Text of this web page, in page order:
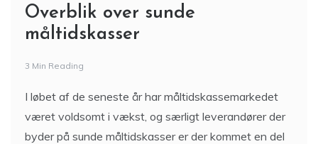
Overblik over sunde
måltidskasser
3 Min Reading
I løbet af de seneste år har måltidskassemarkedet
været voldsomt i vækst, og særligt leverandører der
byder på sunde måltidskasser er der kommet en del